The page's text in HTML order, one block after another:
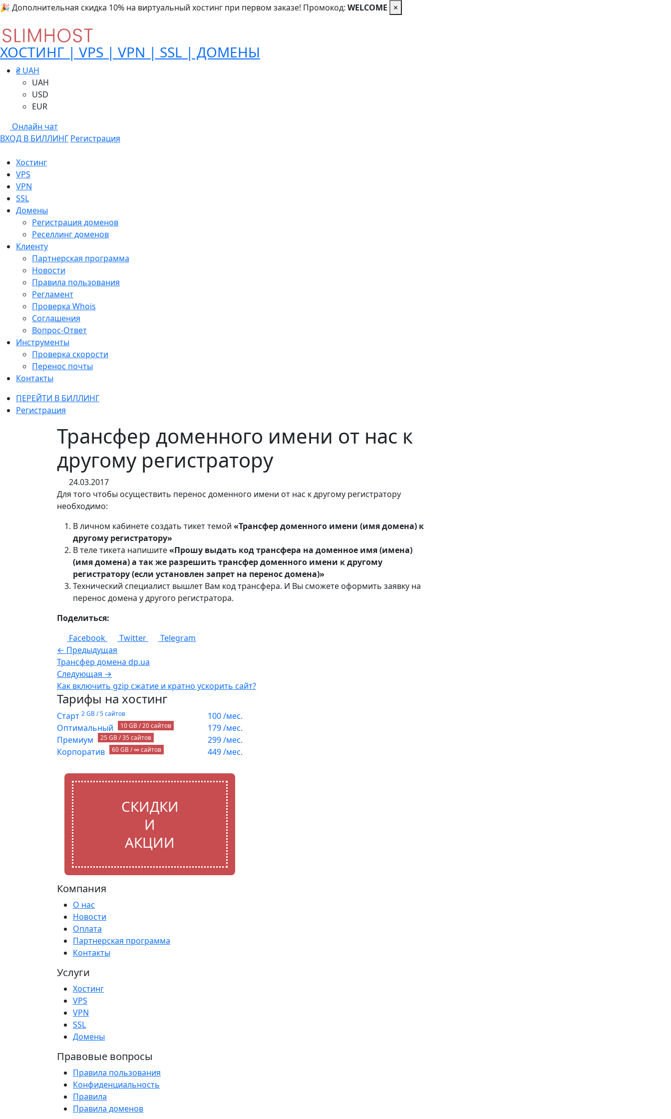
🎉 Дополнительная скидка 10% на виртуальный хостинг при первом заказе! Промокод: WELCOME ×
ХОСТИНГ | VPS | VPN | SSL | ДОМЕНЫ
₴ UAH
UAH
USD
EUR
Онлайн чат
ВХОД В БИЛЛИНГ Регистрация
Хостинг
VPS
VPN
SSL
Домены
Регистрация доменов
Реселлинг доменов
Клиенту
Партнерская программа
Новости
Правила пользования
Регламент
Проверка Whois
Соглашения
Вопрос-Ответ
Инструменты
Проверка скорости
Перенос почты
Контакты
ПЕРЕЙТИ В БИЛЛИНГ
Регистрация
Трансфер доменного имени от нас к
другому регистратору
24.03.2017
Для того чтобы осуществить перенос доменного имени от нас к другому регистратору
необходимо:
В личном кабинете создать тикет темой «Трансфер доменного имени (имя домена) к
другому регистратору»
В теле тикета напишите«Прошу выдать код трансфера на доменное имя (имена)
(имя домена) а так же разрешить трансфер доменного имени к другому
регистратору (если установлен запрет на перенос домена)»
Технический специалист вышлет Вам код трансфера. И Вы сможете оформить заявку на
перенос домена у другого регистратора.
Поделиться:
Facebook
Twitter
Telegram
← Предыдущая
Трансфер домена dp.ua
Следующая →
Как включить gzip сжатие и кратно ускорить сайт?
Тарифы на хостинг
Старт 2 GB / 5 сайтов 100/мес.
Оптимальный
10 GB / 20 сайтов 179/мес.
Премиум
25 GB / 35 сайтов 299/мес.
Корпоратив
60 GB / ∞ сайтов 449/мес.
СКИДКИ
И
АКЦИИ
Компания
О нас
Новости
Оплата
Партнерская программа
Контакты
Услуги
Хостинг
VPS
VPN
SSL
Домены
Правовые вопросы
Правила пользования
Конфиденциальность
Правила
Правила доменов